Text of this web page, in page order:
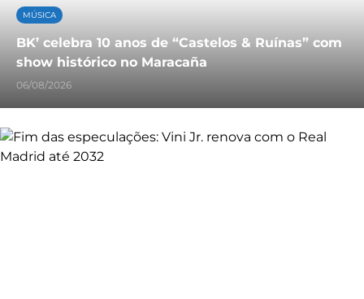
MÚSICA
BK’ celebra 10 anos de “Castelos & Ruínas” com
show histórico no Maracaña
06/08/2026